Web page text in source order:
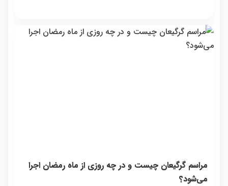
مراسم گرگیعان چیست و در چه روزی از ماه رمضان اجرا
می‌شود؟